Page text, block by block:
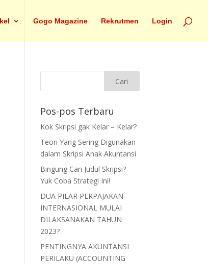
Gogo Magazine Rekrutmen Login
Pos-pos Terbaru
Kok Skripsi gak Kelar – Kelar?
Teori Yang Sering Digunakan
dalam Skripsi Anak Akuntansi
Bingung Cari Judul Skripsi?
Yuk Coba Strategi Ini!
DUA PILAR PERPAJAKAN
INTERNASIONAL MULAI
DILAKSANAKAN TAHUN
2023?
PENTINGNYA AKUNTANSI
PERILAKU (ACCOUNTING